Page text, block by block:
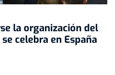
la organización del
celebra en España